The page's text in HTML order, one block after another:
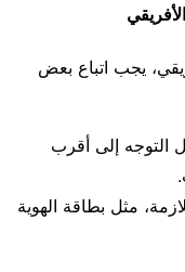
يجب اتباع بعض
التوجه إلى أقرب
مثل بطاقة الهوية